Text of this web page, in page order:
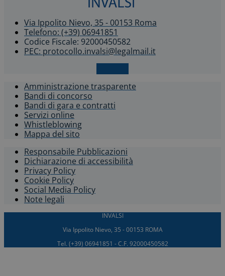
Via Ippolito Nievo, 35 - 00153 Roma
Telefono: (+39) 06941851
Codice Fiscale: 92000450582
PEC: protocollo.invalsi@legalmail.it
Amministrazione trasparente
Bandi di concorso
Bandi di gara e contratti
Servizi online
Whistleblowing​
Mappa del sito
Responsabile Pubblicazioni
Dichiarazione di accessibilità​
Privacy Policy
Cookie Policy
Social Media Policy
Note legali
INVALSI
Via Ippolito Nievo, 35 - 00153 ROMA
Tel. (+39) 06941851 - C.F. 92000450582